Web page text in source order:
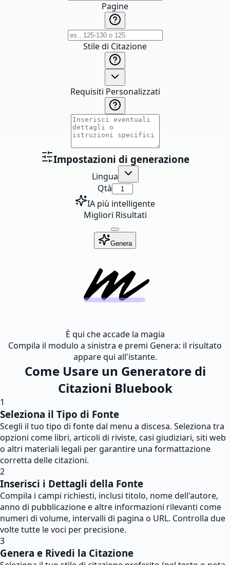
Pagine
Stile di Citazione
Requisiti Personalizzati
Impostazioni di generazione
Lingua
Qtà
IA più intelligente
Migliori Risultati
Genera
È qui che accade la magia
Compila il modulo a sinistra e premi Genera: il risultato
appare qui all'istante.
Come Usare un Generatore di
Citazioni Bluebook
1
Seleziona il Tipo di Fonte
Scegli il tuo tipo di fonte dal menu a discesa. Seleziona tra
opzioni come libri, articoli di riviste, casi giudiziari, siti web
o altri materiali legali per garantire una formattazione
corretta delle citazioni.
2
Inserisci i Dettagli della Fonte
Compila i campi richiesti, inclusi titolo, nome dell'autore,
anno di pubblicazione e altre informazioni rilevanti come
numeri di volume, intervalli di pagina o URL. Controlla due
volte tutte le voci per precisione.
3
Genera e Rivedi la Citazione